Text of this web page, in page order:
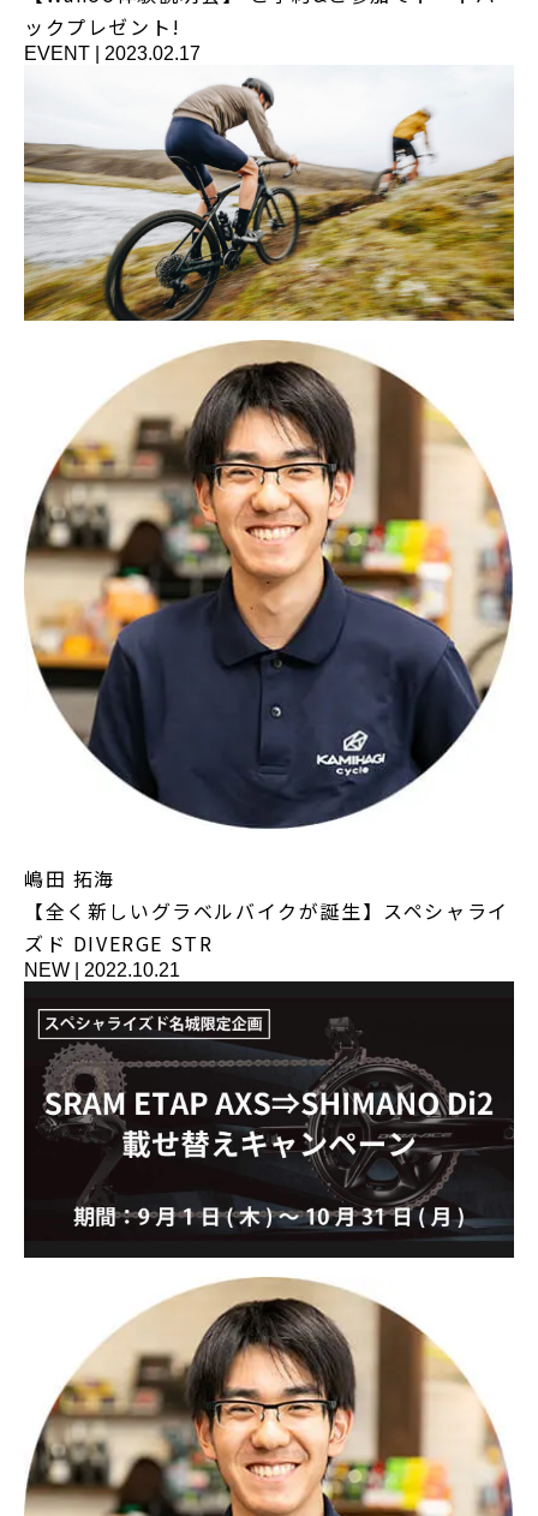
ックプレゼント!
EVENT 2023.02.17
嶋田 拓海
【全く新しいグラベルバイクが誕生】スペシャライ
ズド DIVERGE STR
NEW 2022.10.21